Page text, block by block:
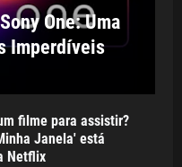
One: Uma
Imperdíveis
filme para assistir?
Janela' está
Netflix